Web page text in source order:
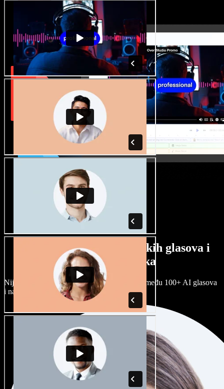
Veliki izbor muških i ženskih glasova i
raznih naglasaka
Nijedan projekt ne mora zvučati isto. Birajte među 100+ AI glasova
i naglasaka i prilagodite ih sebi.